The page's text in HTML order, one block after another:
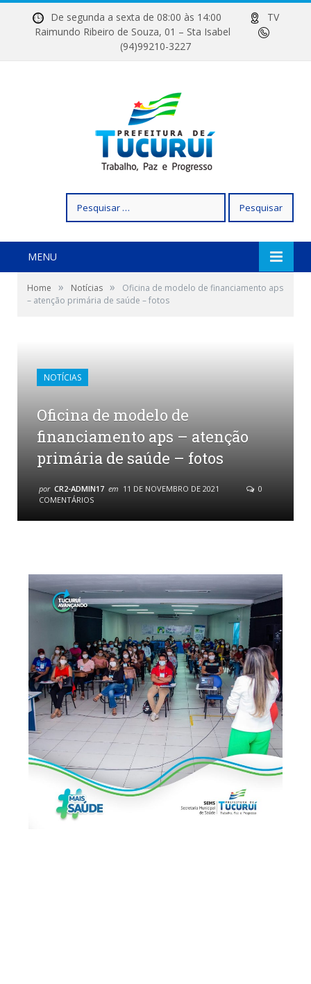
De segunda a sexta de 08:00 às 14:00
TV
Raimundo Ribeiro de Souza, 01 – Sta Isabel
(94)99210-3227
por:
MENU
Home » Notícias »
Oficina de modelo de financiamento aps
– atenção primária de saúde – fotos
NOTÍCIAS
Oficina de modelo de
financiamento aps – atenção
primária de saúde – fotos
por CR2-ADMIN17 em 11 DE NOVEMBRO DE 2021
0
COMENTÁRIOS